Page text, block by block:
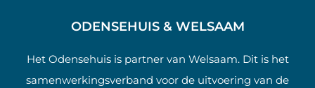
ODENSEHUIS & WELSAAM
Het Odensehuis is partner van Welsaam. Dit is het
samenwerkingsverband voor de uitvoering van de